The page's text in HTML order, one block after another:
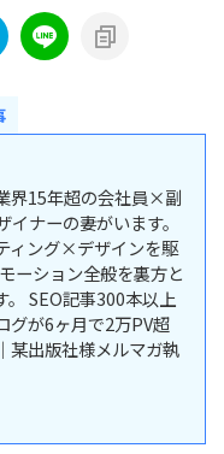
界15年超の会社員×副
ナーの妻がいます。
ィング×デザインを駆
ーション全般を裏方と
。 SEO記事300本以上
グが6ヶ月で2万PV超
某出版社様メルマガ執